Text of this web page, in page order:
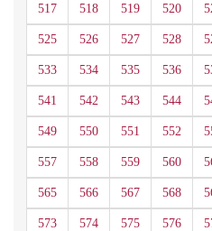
517 518 519 520
525 526 527 528
533 534 535 536
541 542 543 544
549 550 551 552
557 558 559 560
565 566 567 568
573 574 575 576